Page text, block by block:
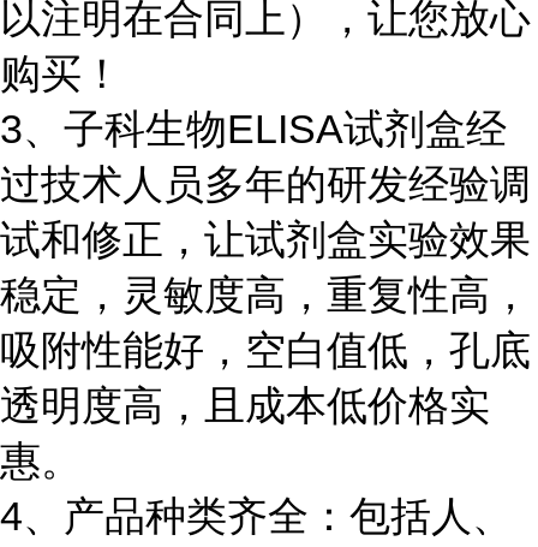
以注明在合同上），让您放心
购买！
3、子科生物ELISA试剂盒经
过技术人员多年的研发经验调
试和修正，让试剂盒实验效果
稳定，灵敏度高，重复性高，
吸附性能好，空白值低，孔底
透明度高，且成本低价格实
惠。
4、产品种类齐全：包括人、